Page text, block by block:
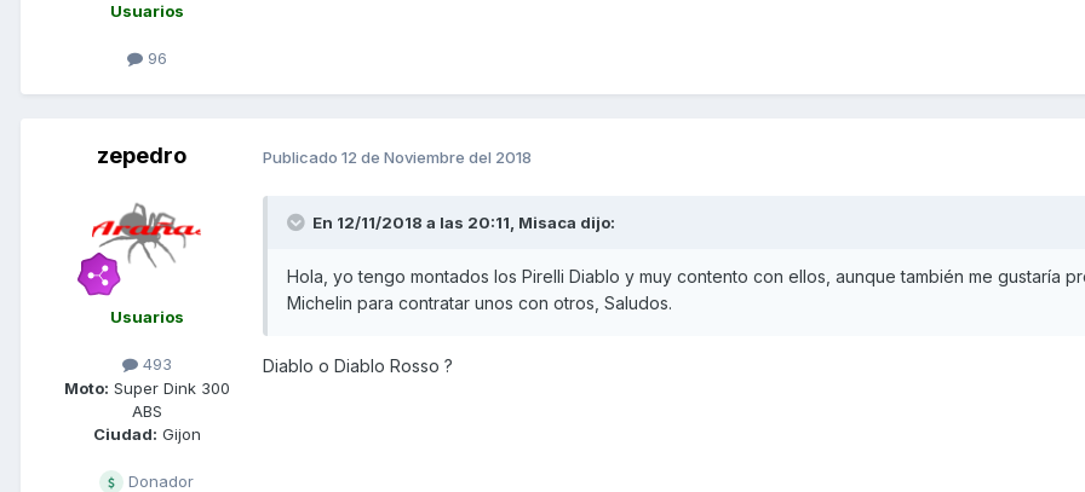
Usuarios
96
zepedro
Usuarios
493
Moto: Super Dink 300
ABS
Ciudad: Gijon
Donador
Publicado 12 de Noviembre del 2018
En 12/11/2018 a las 20:11, Misaca dijo:
Hola, yo tengo montados los Pirelli Diablo y muy contento con ellos, aunque también me gustaría
Michelin para contratar unos con otros, Saludos.
Diablo o Diablo Rosso ?